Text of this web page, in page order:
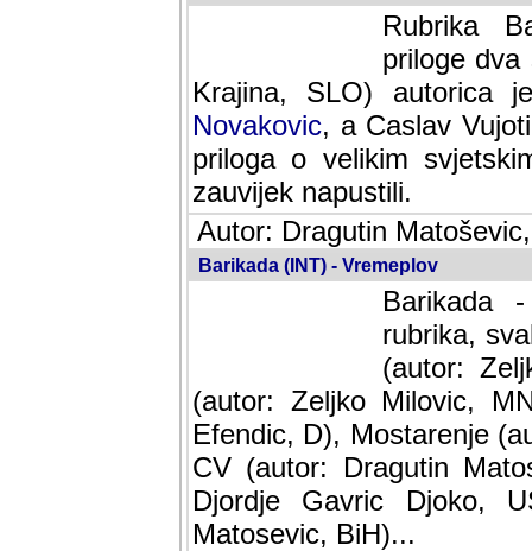
Rubrika
dva
SLO) autorica je velikog
Caslav Vujotic
velikim svjetskim
napustili.
Autor: Dragutin
Barikada (INT) - Vremeplov
Barikada
rubrika,
(autor:
(autor: Zeljko Milovic,
Efendic, D), Mostarenje
CV (autor: Dragutin
Djordje Gavric Djoko,
Matosevic, BiH)...